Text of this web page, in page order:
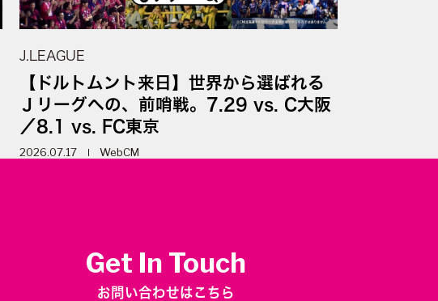
J.LEAGUE
【ドルトムント来日】世界から選ばれる
Ｊリーグへの、前哨戦。7.29 vs. C大阪
／8.1 vs. FC東京
2026.07.17 WebCM
Get In Touch
お問い合わせはこちら